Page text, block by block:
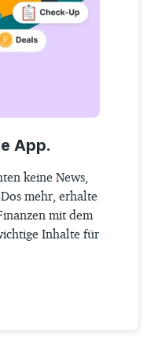
App.
keine News,
mehr, erhalte
mit dem
Inhalte für